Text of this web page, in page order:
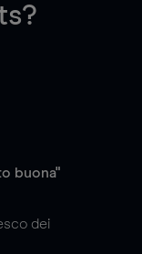
buona"
dei